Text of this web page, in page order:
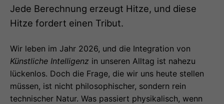
Jede Berechnung erzeugt Hitze, und diese
Hitze fordert einen Tribut.
Wir leben im Jahr 2026, und die Integration von
Künstliche Intelligenz in unseren Alltag ist nahezu
lückenlos. Doch die Frage, die wir uns heute stellen
müssen, ist nicht philosophischer, sondern rein
technischer Natur. Was passiert physikalisch, wenn